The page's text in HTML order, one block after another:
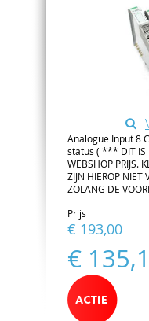
Analogue Input 8
status ( *** DIT IS
WEBSHOP PRIJS.
ZIJN HIEROP NIET
ZOLANG DE
Prijs
€ 193,00
€